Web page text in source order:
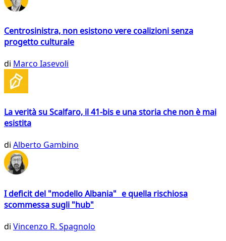
Centrosinistra, non esistono vere coalizioni senza
progetto culturale
di Marco Iasevoli
La verità su Scalfaro, il 41-bis e una storia che non è mai
esistita
di Alberto Gambino
I deficit del "modello Albania" e quella rischiosa
scommessa sugli "hub"
di Vincenzo R. Spagnolo